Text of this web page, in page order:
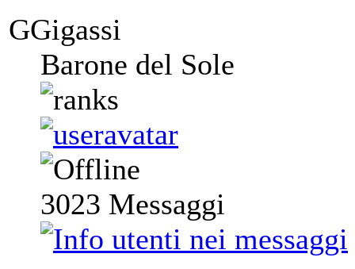
GGigassi
Barone del Sole
3023 Messaggi